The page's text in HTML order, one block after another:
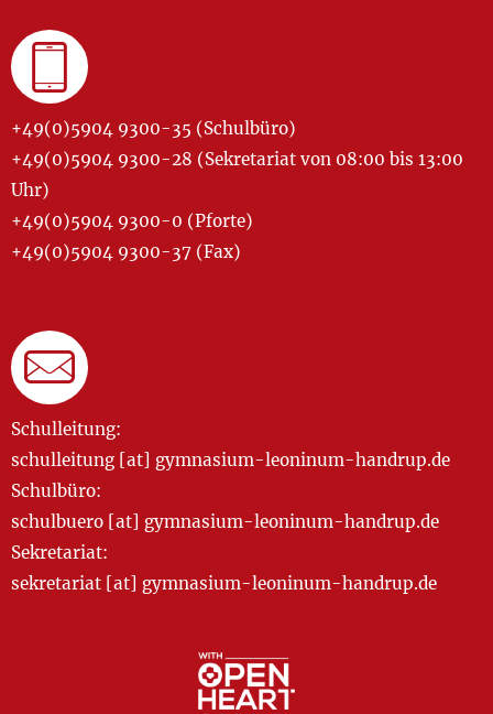
+49(0)5904 9300-35 (Schulbüro)
+49(0)5904 9300-28 (Sekretariat von 08:00 bis 13:00
Uhr)
+49(0)5904 9300-0 (Pforte)
+49(0)5904 9300-37 (Fax)
Schulleitung:
schulleitung [at] gymnasium-leoninum-handrup.de
Schulbüro:
schulbuero [at] gymnasium-leoninum-handrup.de
Sekretariat:
sekretariat [at] gymnasium-leoninum-handrup.de